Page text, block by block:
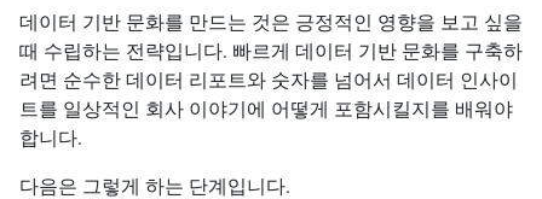
데이터 기반 문화를 만드는 것은 긍정적인 영향을 보고 싶을
때 수립하는 전략입니다. 빠르게 데이터 기반 문화를 구축하
려면 순수한 데이터 리포트와 숫자를 넘어서 데이터 인사이
트를 일상적인 회사 이야기에 어떻게 포함시킬지를 배워야
합니다.
다음은 그렇게 하는 단계입니다.